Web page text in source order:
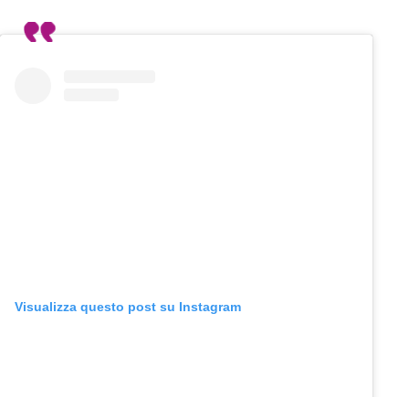
Visualizza questo post su Instagram